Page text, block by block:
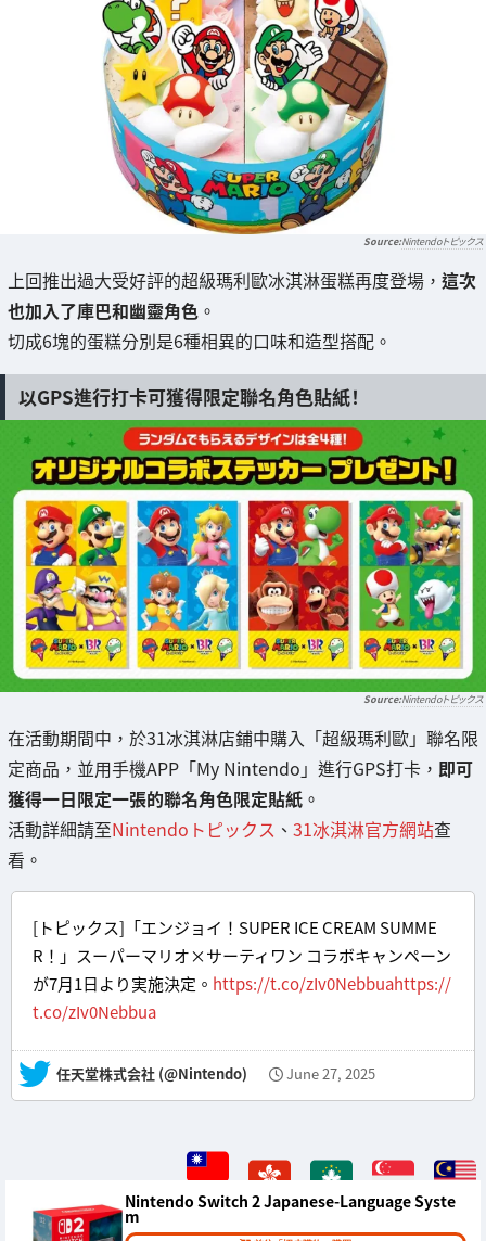
Nintendoトピックス
上回推出過大受好評的超級瑪利歐冰淇淋蛋糕再度登場， 這次
也加入了庫巴和幽靈角色 。
切成6塊的蛋糕分別是6種相異的口味和造型搭配。
以GPS進行打卡可獲得限定聯名角色貼紙！
Nintendoトピックス
在活動期間中，於31冰淇淋店鋪中購入「超級瑪利歐」聯名限
定商品，並用手機APP「My Nintendo」進行GPS打卡， 即可
獲得一日限定一張的聯名角色限定貼紙 。
活動詳細請至Nintendoトピックス 、 31冰淇淋官方網站查
看。
[トピックス]「エンジョイ！SUPER ICE CREAM SUMME
R！」スーパーマリオ×サーティワン コラボキャンペーン
が7月1日より実施決定。 https://t.co/zIv0Nebbuahttps://
t.co/zIv0Nebbua
— 任天堂株式会社 (@Nintendo) June 27, 2025
Nintendo Switch 2 Japanese-Language Syste
m